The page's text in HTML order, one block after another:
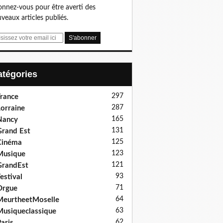
vous pour être averti des
articles publiés.
297
287
165
Est 131
125
123
121
93
71
64
63